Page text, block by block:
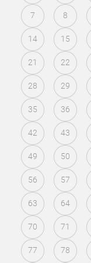
7 8
14 15
21 22
28 29
35 36
42 43
49 50
56 57
63 64
70 71
77 78